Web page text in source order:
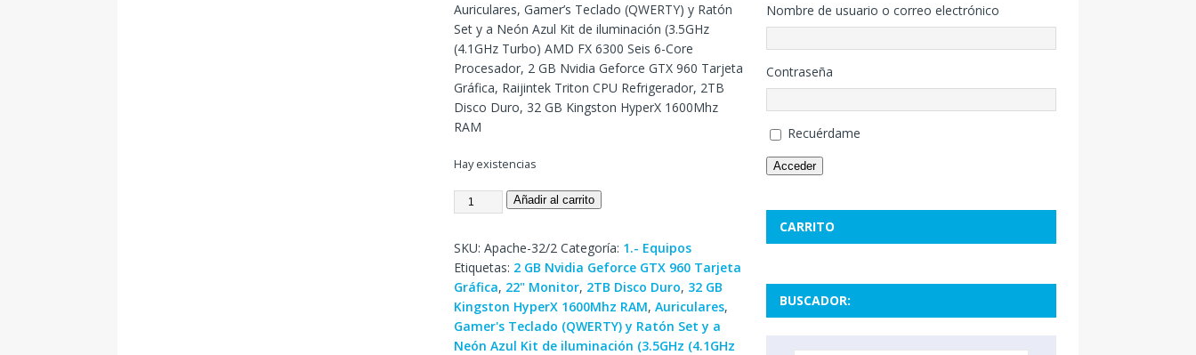
Auriculares, Gamer’s Teclado (QWERTY) y Ratón
Set y a Neón Azul Kit de iluminación (3.5GHz
(4.1GHz Turbo) AMD FX 6300 Seis 6-Core
Procesador, 2 GB Nvidia Geforce GTX 960 Tarjeta
Gráfica, Raijintek Triton CPU Refrigerador, 2TB
Disco Duro, 32 GB Kingston HyperX 1600Mhz
RAM
Hay existencias
Añadir al carrito
SKU: Apache-32/2 Categoría: 1.- Equipos
Etiquetas: 2 GB Nvidia Geforce GTX 960 Tarjeta
Gráfica, 22" Monitor, 2TB Disco Duro, 32 GB
Kingston HyperX 1600Mhz RAM, Auriculares,
Gamer's Teclado (QWERTY) y Ratón Set y a
Neón Azul Kit de iluminación (3.5GHz (4.1GHz
Nombre de usuario o correo electrónico
Contraseña
Recuérdame
Acceder
CARRITO
BUSCADOR: